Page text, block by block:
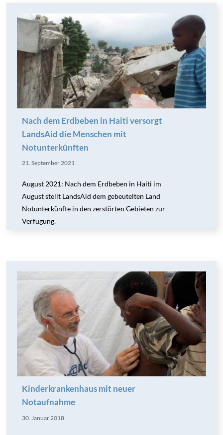
Nach dem Erdbeben in Haiti versorgt
LandsAid die Menschen mit
Notunterkünften
21. September 2021
August 2021: Nach dem Erdbeben in Haiti im
August stellt LandsAid dem gebeutelten Land
Notunterkünfte in den zerstörten Gebieten zur
Verfügung.
Kinderkrankenhaus mit neuer
Notaufnahme
30. Januar 2018